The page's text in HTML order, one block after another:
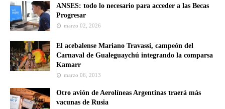
ANSES: todo lo necesario para acceder a las Becas
Progresar
marzo 02, 2026
El acebalense Mariano Travassi, campeón del
Carnaval de Gualeguaychú integrando la comparsa
Kamarr
marzo 06, 2013
Otro avión de Aerolíneas Argentinas traerá más
vacunas de Rusia